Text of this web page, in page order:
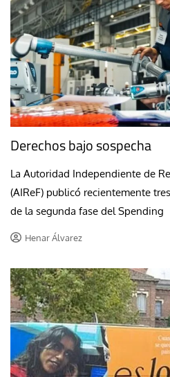
Derechos bajo sospecha
La Autoridad Independiente de
(AIReF) publicó recientemente
de la segunda fase del Spending
Henar Álvarez